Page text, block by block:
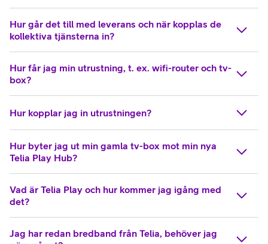
Hur går det till med leverans och när kopplas de
kollektiva tjänsterna in?
Hur får jag min utrustning, t. ex. wifi-router och tv-
box?
Hur kopplar jag in utrustningen?
Hur byter jag ut min gamla tv-box mot min nya
Telia Play Hub?
Vad är Telia Play och hur kommer jag igång med
det?
Jag har redan bredband från Telia, behöver jag